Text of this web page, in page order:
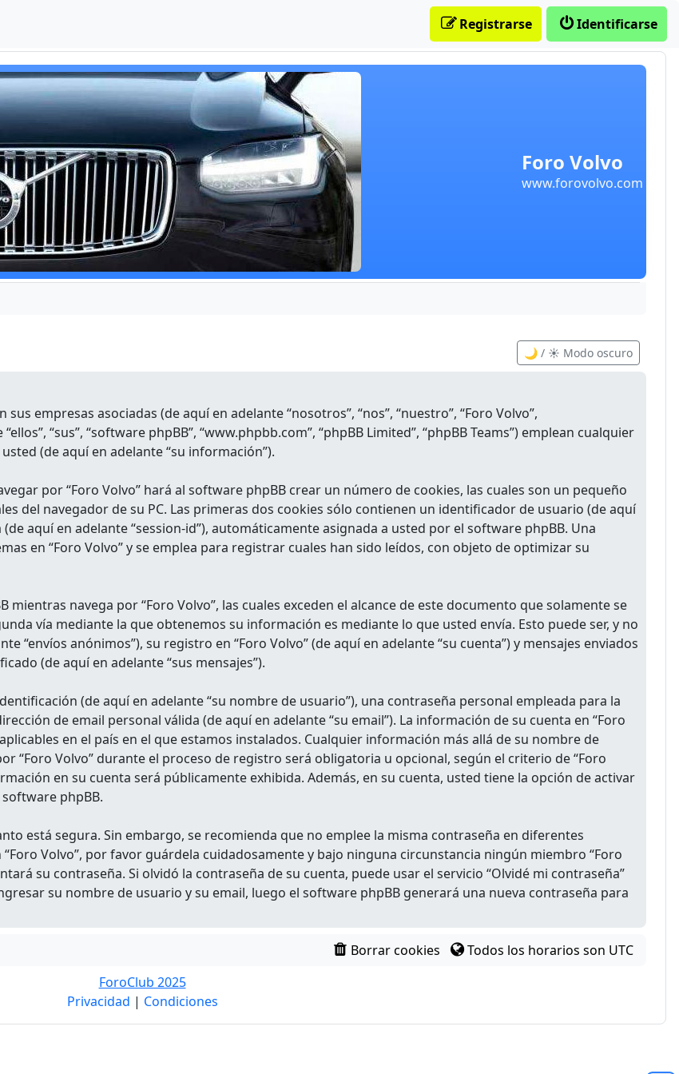
Foro Volvo
www.forovolvo.com
Identificarse
Registrarse
🌙 / ☀️ Modo oscuro
empresas asociadas (de aquí en adelante “nosotros”, “nos”, “nuestro”, “Foro Volvo”,
“sus”, “software phpBB”, “www.phpbb.com”, “phpBB Limited”, “phpBB Teams”) emplean cualquier
(de aquí en adelante “su información”).
por “Foro Volvo” hará al software phpBB crear un número de cookies, las cuales son un pequeño
del navegador de su PC. Las primeras dos cookies sólo contienen un identificador de usuario (de aquí
aquí en adelante “session-id”), automáticamente asignada a usted por el software phpBB. Una
en “Foro Volvo” y se emplea para registrar cuales han sido leídos, con objeto de optimizar su
navega por “Foro Volvo”, las cuales exceden el alcance de este documento que solamente se
vía mediante la que obtenemos su información es mediante lo que usted envía. Esto puede ser, y no
“envíos anónimos”), su registro en “Foro Volvo” (de aquí en adelante “su cuenta”) y mensajes enviados
(de aquí en adelante “sus mensajes”).
(de aquí en adelante “su nombre de usuario”), una contraseña personal empleada para la
de email personal válida (de aquí en adelante “su email”). La información de su cuenta en “Foro
en el país en el que estamos instalados. Cualquier información más allá de su nombre de
“Foro Volvo” durante el proceso de registro será obligatoria u opcional, según el criterio de “Foro
en su cuenta será públicamente exhibida. Además, en su cuenta, usted tiene la opción de activar
phpBB.
está segura. Sin embargo, se recomienda que no emplee la misma contraseña en diferentes
Volvo”, por favor guárdela cuidadosamente y bajo ninguna circunstancia ningún miembro “Foro
su contraseña. Si olvidó la contraseña de su cuenta, puede usar el servicio “Olvidé mi contraseña”
su nombre de usuario y su email, luego el software phpBB generará una nueva contraseña para
Borrar cookies Todos los horarios son UTC
ForoClub 2025
Privacidad | Condiciones